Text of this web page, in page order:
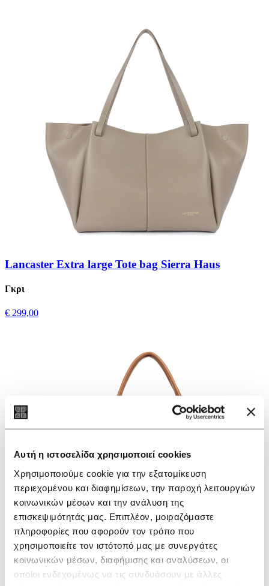
Αυτή η ιστοσελίδα χρησιμοποιεί cookies
Χρησιμοποιούμε cookie για την εξατομίκευση
περιεχομένου και διαφημίσεων, την παροχή λειτουργιών
κοινωνικών μέσων και την ανάλυση της
επισκεψιμότητάς μας. Επιπλέον, μοιραζόμαστε
πληροφορίες που αφορούν τον τρόπο που
χρησιμοποιείτε τον ιστότοπό μας με συνεργάτες
κοινωνικών μέσων, διαφήμισης και αναλύσεων, οι
οποίοι ενδεχομένως να τις συνδυάσουν με άλλες
Lancaster Extra large Tote bag Sierra Haus
Γκρι
€ 299,00